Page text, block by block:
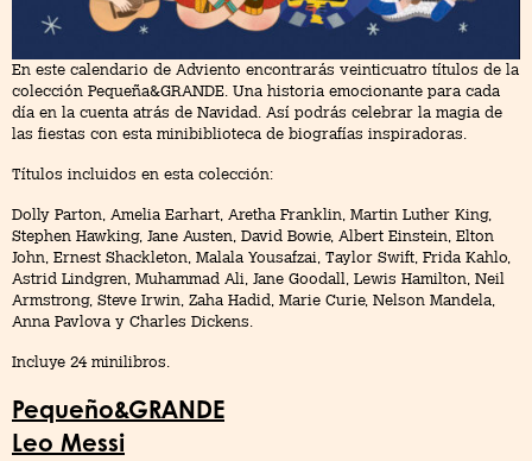
En este calendario de Adviento encontrarás veinticuatro títulos de la
colección Pequeña&GRANDE. Una historia emocionante para cada
día en la cuenta atrás de Navidad. Así podrás celebrar la magia de
las fiestas con esta minibiblioteca de biografías inspiradoras.
Títulos incluidos en esta colección:
Dolly Parton, Amelia Earhart, Aretha Franklin, Martin Luther King,
Stephen Hawking, Jane Austen, David Bowie, Albert Einstein, Elton
John, Ernest Shackleton, Malala Yousafzai, Taylor Swift, Frida Kahlo,
Astrid Lindgren, Muhammad Ali, Jane Goodall, Lewis Hamilton, Neil
Armstrong, Steve Irwin, Zaha Hadid, Marie Curie, Nelson Mandela,
Anna Pavlova y Charles Dickens.
Incluye 24 minilibros.
Pequeño&GRANDE
Leo Messi